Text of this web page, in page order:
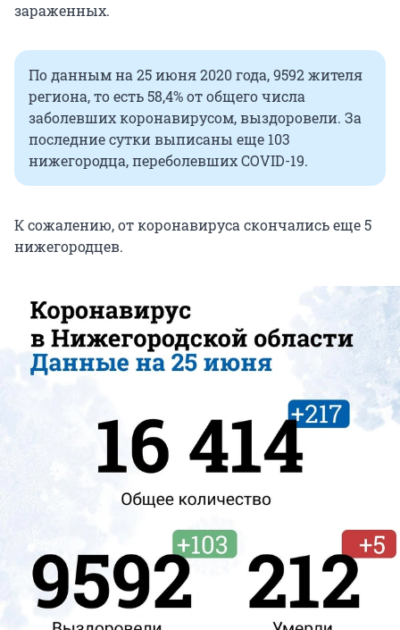
зараженных.
По данным на 25 июня 2020 года, 9592 жителя
региона, то есть 58,4% от общего числа
заболевших коронавирусом, выздоровели. За
последние сутки выписаны еще 103
нижегородца, переболевших COVID-19.
К сожалению, от коронавируса скончались еще 5
нижегородцев.